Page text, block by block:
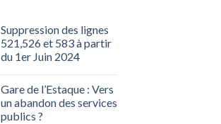
Suppression des lignes
521,526 et 583 à partir
du 1er Juin 2024
Gare de l’Estaque : Vers
un abandon des services
publics ?